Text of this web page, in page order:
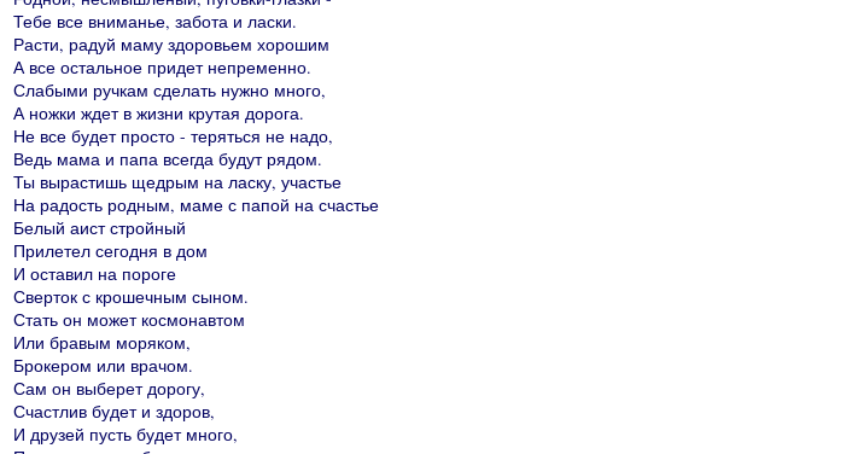
Тебе все вниманье, забота и ласки.
Расти, радуй маму здоровьем хорошим
А все остальное придет непременно.
Слабыми ручкам сделать нужно много,
А ножки ждет в жизни крутая дорога.
Не все будет просто - теряться не надо,
Ведь мама и папа всегда будут рядом.
Ты вырастишь щедрым на ласку, участье
На радость родным, маме с папой на счастье
Белый аист стройный
Прилетел сегодня в дом
И оставил на пороге
Сверток с крошечным сыном.
Стать он может космонавтом
Или бравым моряком,
Брокером или врачом.
Сам он выберет дорогу,
Счастлив будет и здоров,
И друзей пусть будет много,